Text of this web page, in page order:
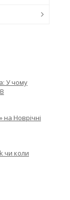
У чому
Новрічні
чи коли